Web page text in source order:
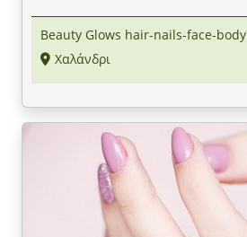
Beauty Glows hair-nails-face-body
Χαλάνδρι